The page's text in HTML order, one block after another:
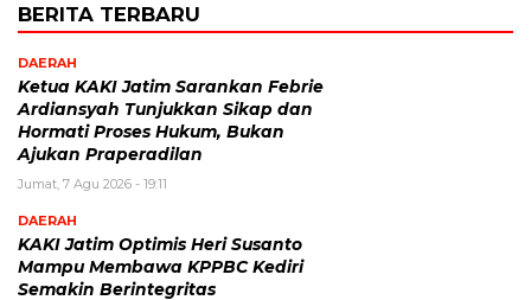
BERITA TERBARU
DAERAH
Ketua KAKI Jatim Sarankan Febrie
Ardiansyah Tunjukkan Sikap dan
Hormati Proses Hukum, Bukan
Ajukan Praperadilan
Jumat, 7 Agu 2026 - 19:11
DAERAH
KAKI Jatim Optimis Heri Susanto
Mampu Membawa KPPBC Kediri
Semakin Berintegritas